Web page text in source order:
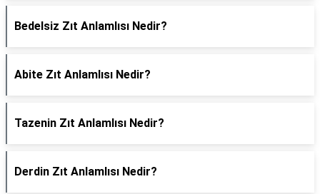
Bedelsiz Zıt Anlamlısı Nedir?
Abite Zıt Anlamlısı Nedir?
Tazenin Zıt Anlamlısı Nedir?
Derdin Zıt Anlamlısı Nedir?